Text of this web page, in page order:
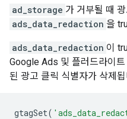
ad_storage 가 거부될 때
ads_data_redaction 을
ads_data_redaction 이
Google Ads 및 플러드라이
된 광고 클릭 식별자가 삭제됩
gtagSet(